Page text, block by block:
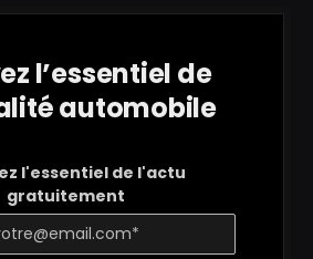
l’essentiel de
automobile
l'essentiel de l'actu
gratuitement